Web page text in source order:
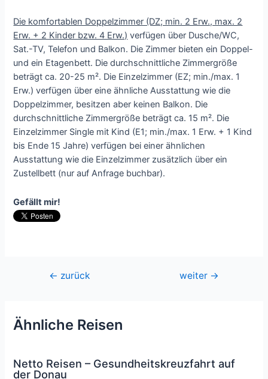
Die komfortablen Doppelzimmer (DZ; min. 2 Erw., max. 2
Erw. + 2 Kinder bzw. 4 Erw.) verfügen über Dusche/WC,
Sat.-TV, Telefon und Balkon. Die Zimmer bieten ein Doppel-
und ein Etagenbett. Die durchschnittliche Zimmergröße
beträgt ca. 20-25 m². Die Einzelzimmer (EZ; min./max. 1
Erw.) verfügen über eine ähnliche Ausstattung wie die
Doppelzimmer, besitzen aber keinen Balkon. Die
durchschnittliche Zimmergröße beträgt ca. 15 m². Die
Einzelzimmer Single mit Kind (E1; min./max. 1 Erw. + 1 Kind
bis Ende 15 Jahre) verfügen bei einer ähnlichen
Ausstattung wie die Einzelzimmer zusätzlich über ein
Zustellbett (nur auf Anfrage buchbar).
Gefällt mir!
Beitragsnavigation
← zurück weiter →
Ähnliche Reisen
Netto Reisen – Gesundheitskreuzfahrt auf
der Donau